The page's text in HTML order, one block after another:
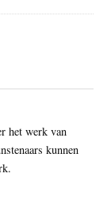
het werk van
kunnen